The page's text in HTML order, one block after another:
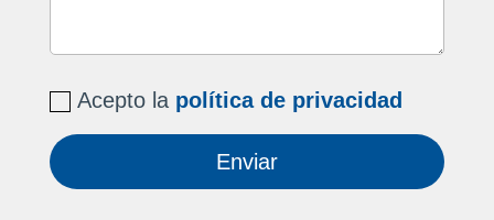
Acepto la política de privacidad
Enviar